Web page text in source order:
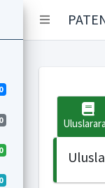
0
0
0
0